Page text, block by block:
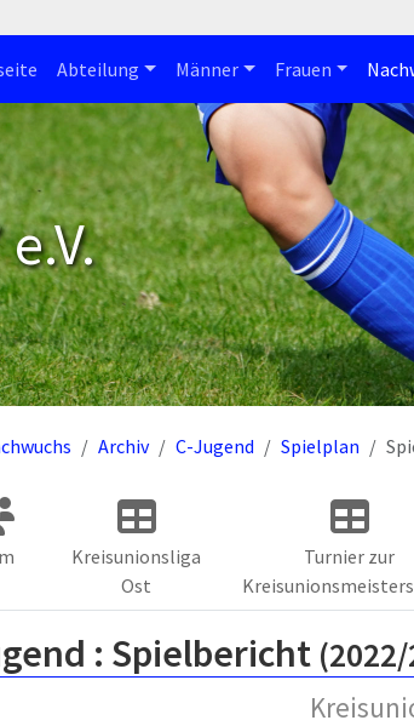
Abteilung Männer Frauen
Archiv C-Jugend Spielplan
Kreisunionsliga
Ost
Turnier zur
: Spielbericht